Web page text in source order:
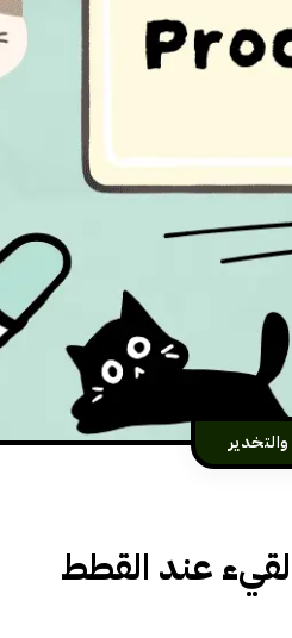
عند القطط